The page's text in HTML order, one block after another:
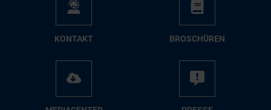
KON­TAKT BRO­SCHÜ­REN